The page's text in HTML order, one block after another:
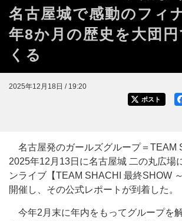
名古屋城で感動のフ
年8か月の歴史を大団円
くる
2025年12月18日 / 19:20
ポスト
名古屋発のガールズグループ＝TEAM
2025年12月13日に名古屋城 二の丸広場
ンライブ【TEAM SHACHI 最終SHOW
開催し、その公式レポートが到着した。
今年2月末に年内をもってグループを